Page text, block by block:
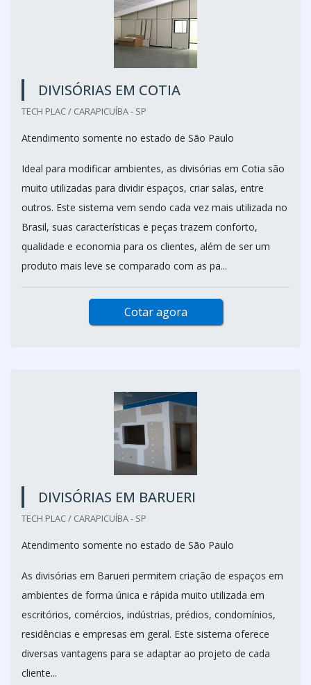
DIVISÓRIAS EM COTIA
TECH PLAC / CARAPICUÍBA - SP
Atendimento somente no estado de São Paulo
Ideal para modificar ambientes, as divisórias em Cotia são
muito utilizadas para dividir espaços, criar salas, entre
outros. Este sistema vem sendo cada vez mais utilizada no
Brasil, suas características e peças trazem conforto,
qualidade e economia para os clientes, além de ser um
produto mais leve se comparado com as pa...
Cotar agora
DIVISÓRIAS EM BARUERI
TECH PLAC / CARAPICUÍBA - SP
Atendimento somente no estado de São Paulo
As divisórias em Barueri permitem criação de espaços em
ambientes de forma única e rápida muito utilizada em
escritórios, comércios, indústrias, prédios, condomínios,
residências e empresas em geral. Este sistema oferece
diversas vantagens para se adaptar ao projeto de cada
cliente...